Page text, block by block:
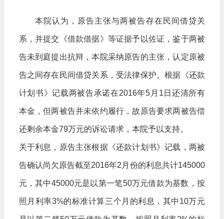
本院认为，原告主张与两被告存在民间借贷关
系，并提交《借款借据》等证据予以佐证，鉴于两被
告未到庭提出抗辩，本院采纳原告的主张，认定原被
告之间存在民间借贷关系，受法律保护。根据《还款
计划书》记载两被告承诺在2016年5月1日还清所有
本金，但两被告并未依约履行，故原告要求两被告偿
还剩余本金79万元的诉讼请求，本院予以支持。
关于利息，原告主张根据《还款计划书》记载，两被
告确认尚欠原告截至2016年2月份的利息共计145000
元，其中45000元是以第一笔50万元借款为基数，按
照月利率3%的标准计算三个月的利息，其中10万元